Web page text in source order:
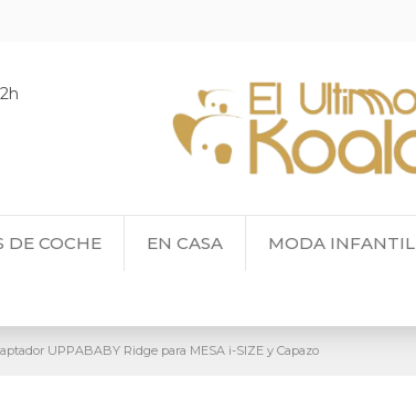
DE COCHE EN CASA MODA INFANTIL
UPPABABY Ridge para MESA i-SIZE y Capazo